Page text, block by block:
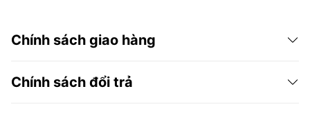
Nốt cuối:Caramel, Hạnh Nhân, Gỗ Guaiac
hơn trên quần áo)
Chính sách giao hàng
Chính sách đổi trả